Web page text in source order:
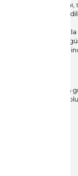
tamamının
verilmiştir.
günlerde bir saat
kabul edilen
bir saatlik süre
haftanın
anlaşılmış
yapılmıştır.”